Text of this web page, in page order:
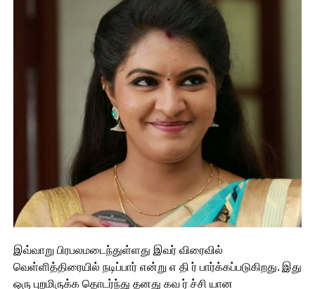
இவ்வாறு பிரபலமடைந்துள்ளது இவர் விரைவில்
வெள்ளித்திரையில் நடிப்பார் என்று எ தி ர் பார்க்கப்படுகிறது. இது
ஒரு புறமிருக்க தொடர்ந்து தனது கவ ர் ச்சி யான